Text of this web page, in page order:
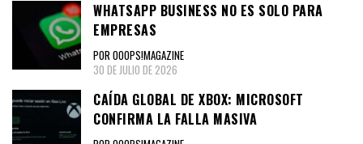
WHATSAPP BUSINESS NO ES SOLO PARA
EMPRESAS
POR OOOPS!MAGAZINE
30 DE JULIO DE 2026
CAÍDA GLOBAL DE XBOX: MICROSOFT
CONFIRMA LA FALLA MASIVA